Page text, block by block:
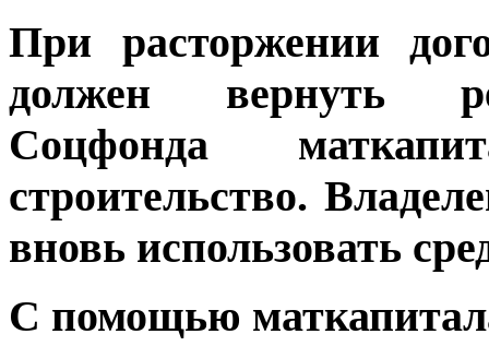
При расторжении
должен вернуть
Соцфонда
строительство.
вновь использовать
С помощью